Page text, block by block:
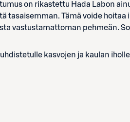
on rikastettu Hada Labon
tasaisemman. Tämä voide hoitaa
vastustamattoman pehmeän.
kasvojen ja kaulan